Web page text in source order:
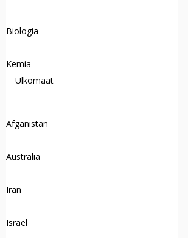
Biologia
Kemia
Ulkomaat
Afganistan
Australia
Iran
Israel